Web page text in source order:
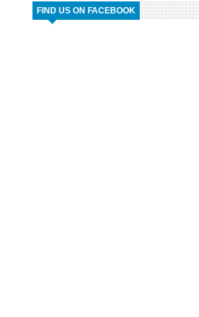
FIND US ON FACEBOOK